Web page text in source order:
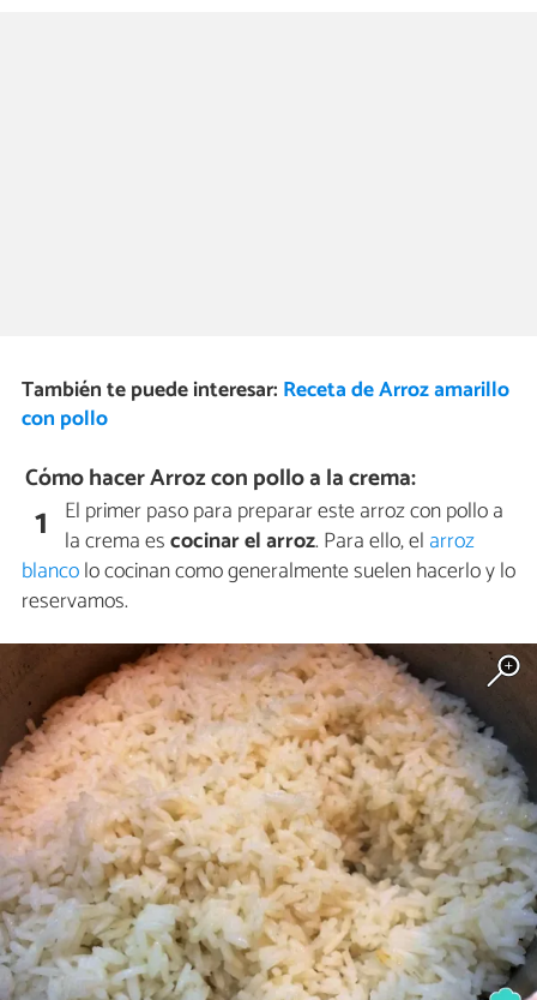
También te puede interesar: Receta de Arroz amarillo
con pollo
Cómo hacer Arroz con pollo a la crema:
1 El primer paso para preparar este arroz con pollo a
la crema escocinar el arroz. Para ello, el arroz
blancolo cocinan como generalmente suelen hacerlo y lo
reservamos.